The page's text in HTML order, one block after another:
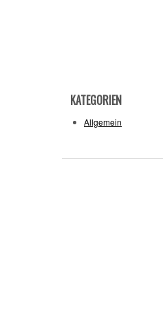
KATEGORIEN
Allgemein